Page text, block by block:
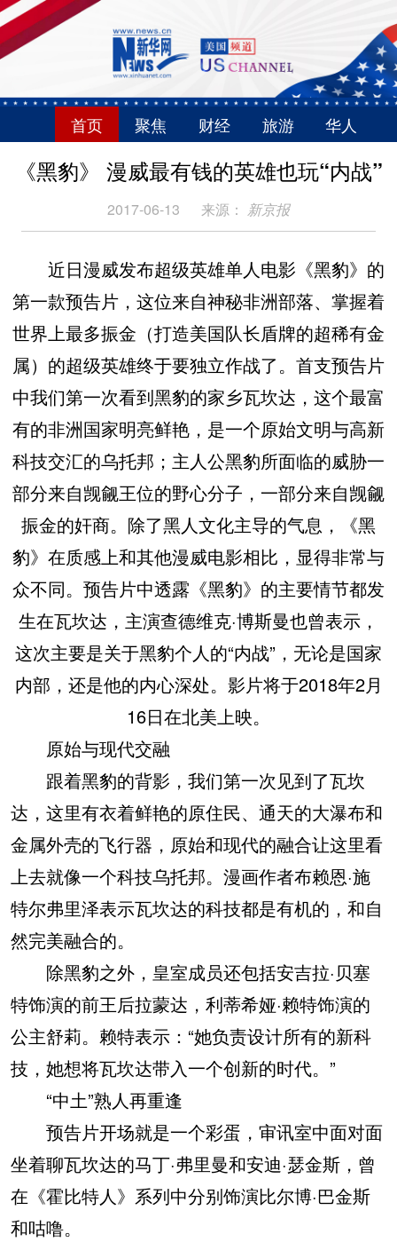
首页 聚焦 财经 旅游 华人
《黑豹》 漫威最有钱的英雄也玩“内战”
2017-06-13 来源： 新京报
近日漫威发布超级英雄单人电影《黑豹》的
第一款预告片，这位来自神秘非洲部落、掌握着
世界上最多振金（打造美国队长盾牌的超稀有金
属）的超级英雄终于要独立作战了。首支预告片
中我们第一次看到黑豹的家乡瓦坎达，这个最富
有的非洲国家明亮鲜艳，是一个原始文明与高新
科技交汇的乌托邦；主人公黑豹所面临的威胁一
部分来自觊觎王位的野心分子，一部分来自觊觎
振金的奸商。除了黑人文化主导的气息，《黑
豹》在质感上和其他漫威电影相比，显得非常与
众不同。预告片中透露《黑豹》的主要情节都发
生在瓦坎达，主演查德维克·博斯曼也曾表示，
这次主要是关于黑豹个人的“内战”，无论是国家
内部，还是他的内心深处。影片将于2018年2月
16日在北美上映。
原始与现代交融
跟着黑豹的背影，我们第一次见到了瓦坎
达，这里有衣着鲜艳的原住民、通天的大瀑布和
金属外壳的飞行器，原始和现代的融合让这里看
上去就像一个科技乌托邦。漫画作者布赖恩·施
特尔弗里泽表示瓦坎达的科技都是有机的，和自
然完美融合的。
除黑豹之外，皇室成员还包括安吉拉·贝塞
特饰演的前王后拉蒙达，利蒂希娅·赖特饰演的
公主舒莉。赖特表示：“她负责设计所有的新科
技，她想将瓦坎达带入一个创新的时代。”
“中土”熟人再重逢
预告片开场就是一个彩蛋，审讯室中面对面
坐着聊瓦坎达的马丁·弗里曼和安迪·瑟金斯，曾
在《霍比特人》系列中分别饰演比尔博·巴金斯
和咕噜。